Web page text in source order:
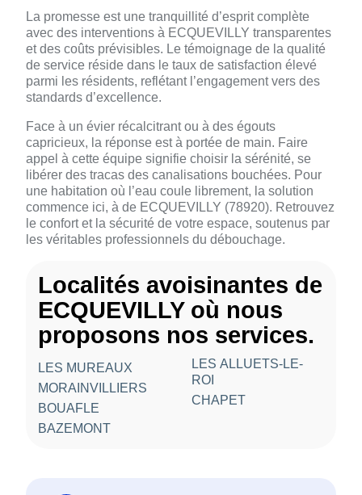
La promesse est une tranquillité d’esprit complète
avec des interventions à ECQUEVILLY transparentes
et des coûts prévisibles. Le témoignage de la qualité
de service réside dans le taux de satisfaction élevé
parmi les résidents, reflétant l’engagement vers des
standards d’excellence.
Face à un évier récalcitrant ou à des égouts
capricieux, la réponse est à portée de main. Faire
appel à cette équipe signifie choisir la sérénité, se
libérer des tracas des canalisations bouchées. Pour
une habitation où l’eau coule librement, la solution
commence ici, à de ECQUEVILLY (78920). Retrouvez
le confort et la sécurité de votre espace, soutenus par
les véritables professionnels du débouchage.
Localités avoisinantes de
ECQUEVILLY où nous
proposons nos services.
LES MUREAUX
MORAINVILLIERS
BOUAFLE
BAZEMONT
LES ALLUETS-LE-
ROI
CHAPET